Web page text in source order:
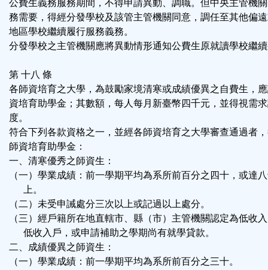
公費生義務服務期間，不得申請異動、調職。但中央主管機
務需要，得經分發學校及該管主管機關同意，調任至其他偏
地區學校繼續履行服務義務。
分發學校之主管機關應將異動情形通知公費生原就讀學校繼
第 十八 條
各師資培育之大學，為鼓勵家境清寒或成績優異之自費生，
資培育助學金；其數額，每人每月新臺幣四千元，並得視需
度。
符合下列各款資格之一，並經各師資培育之大學審查通過者
師資培育助學金：
一、清寒優秀之師資生：
（一）學業成績：前一學期平均為系所前百分之四十，或達
上。
（二）未受申誡處分三次以上或記過以上處分。
（三）經戶籍所在地直轄市、縣（市）主管機關認定為低收
低收入戶，或申請補助之學期尚有就學貸款。
二、成績優異之師資生：
（一）學業成績：前一學期平均為系所前百分之三十。